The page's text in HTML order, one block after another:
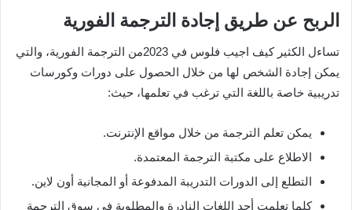
الربح عن طريق إجادة الترجمة الفورية
تساءل الكثير كيف اجيب فلوس في 2023من الترجمة الفورية، والتي
يمكن إجادة الشخص لها من خلال الحصول على دورات وكورسات
تدريبية خاصة باللغة التي ترغب في تعلمها، حيث:
يمكن تعلم الترجمة من خلال مواقع الإنترنت.
الاطلاع على مكتبة الترجمة المعتمدة.
التطلع إلى الدورات التدريبة المدفوعة أو المجانية أون لاين.
كلما تعلمت أحد اللغات النادرة والمطلوبة في سوق الترجمة